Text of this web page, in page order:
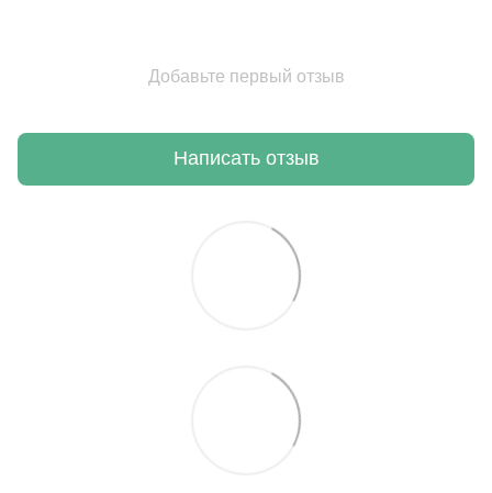
Добавьте первый отзыв
Написать отзыв